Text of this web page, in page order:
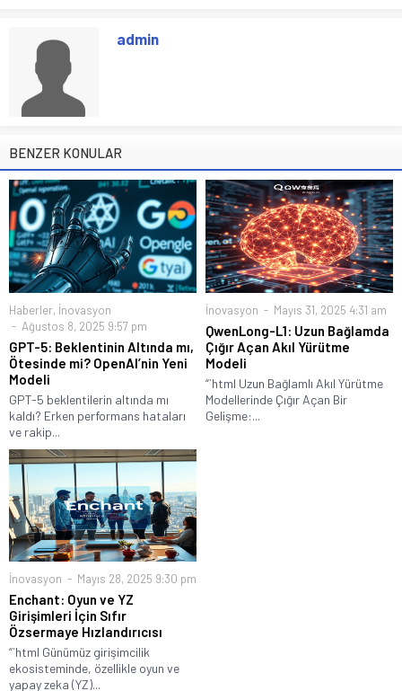
admin
BENZER KONULAR
Haberler, İnovasyon
Ağustos 8, 2025 9:57 pm
GPT-5: Beklentinin Altında mı,
Ötesinde mi? OpenAI’nin Yeni
Modeli
GPT-5 beklentilerin altında mı
kaldı? Erken performans hataları
ve rakip...
İnovasyon Mayıs 31, 2025 4:31 am
QwenLong-L1: Uzun Bağlamda
Çığır Açan Akıl Yürütme
Modeli
“`html Uzun Bağlamlı Akıl Yürütme
Modellerinde Çığır Açan Bir
Gelişme:...
İnovasyon Mayıs 28, 2025 9:30 pm
Enchant: Oyun ve YZ
Girişimleri İçin Sıfır
Özsermaye Hızlandırıcısı
“`html Günümüz girişimcilik
ekosisteminde, özellikle oyun ve
yapay zeka (YZ)...